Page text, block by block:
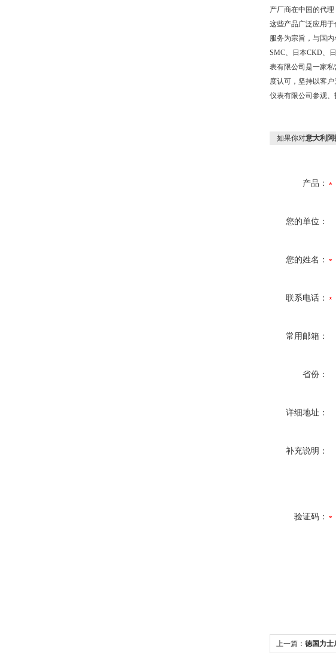
产厂商在中国的代
这些产品广泛应用
服务为宗旨，与国
SMC、日本CKD、
表有限公司是一家
度认可，坚持以客
仪表有限公司参观
如果你对意大利阿
产品：
您的单位：
您的姓名：
联系电话：
常用邮箱：
省份：
详细地址：
补充说明：
验证码：
上一篇： 德国力士